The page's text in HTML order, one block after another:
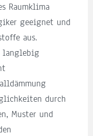
Raumklima
geeignet und
aus.
langlebig
durch
Muster und